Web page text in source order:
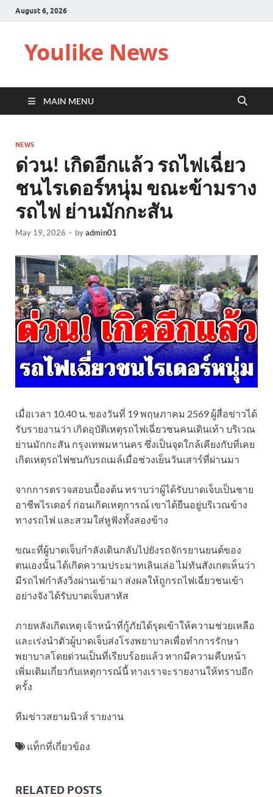
August 6, 2026
Youlike News
MAIN MENU
NEWS
ด่วน! เกิดอีกแล้ว รถไฟเฉี่ยว
ชนไรเดอร์หนุ่ม ขณะข้ามราง
รถไฟ ย่านมักกะสัน
May 19, 2026 - byadmin01
เมื่อเวลา 10.40 น. ของวันที่ 19 พฤษภาคม 2569 ผู้สื่อข่าวได้
รับรายงานว่า เกิดอุบัติเหตุรถไฟเฉี่ยวชนคนเดินเท้า บริเวณ
ย่านมักกะสัน กรุงเทพมหานคร ซึ่งเป็นจุดใกล้เคียงกับที่เคย
เกิดเหตุรถไฟชนกับรถเมล์เมื่อช่วงเย็นวันเสาร์ที่ผ่านมา
จากการตรวจสอบเบื้องต้น ทราบว่าผู้ได้รับบาดเจ็บเป็นชาย
อาชีพไรเดอร์ ก่อนเกิดเหตุการณ์ เขาได้ยืนอยู่บริเวณข้าง
ทางรถไฟ และสวมใส่หูฟังทั้งสองข้าง
ขณะที่ผู้บาดเจ็บกำลังเดินกลับไปยังรถจักรยานยนต์ของ
ตนเองนั้น ได้เกิดความประมาทเลินเล่อ ไม่ทันสังเกตเห็นว่า
มีรถไฟกำลังวิ่งผ่านเข้ามา ส่งผลให้ถูกรถไฟเฉี่ยวชนเข้า
อย่างจัง ได้รับบาดเจ็บสาหัส
ภายหลังเกิดเหตุ เจ้าหน้าที่กู้ภัยได้รุดเข้าให้ความช่วยเหลือ
และเร่งนำตัวผู้บาดเจ็บส่งโรงพยาบาลเพื่อทำการรักษา
พยาบาลโดยด่วนเป็นที่เรียบร้อยแล้ว หากมีความคืบหน้า
เพิ่มเติมเกี่ยวกับเหตุการณ์นี้ ทางเราจะรายงานให้ทราบอีก
ครั้ง
ทีมข่าวสยามนิวส์ รายงาน
แท็กที่เกี่ยวข้อง
RELATED POSTS